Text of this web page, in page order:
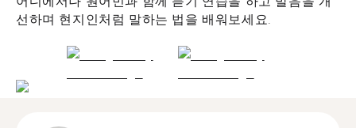
선하며 현지인처럼 말하는 법을 배워보세요.